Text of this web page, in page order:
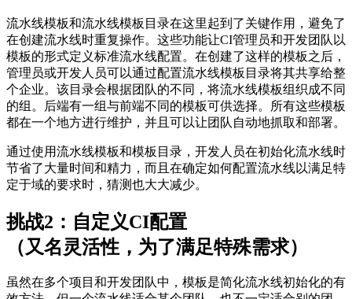
流水线模板和流水线模板目录在这里起到了关键作用，避免了
在创建流水线时重复操作。这些功能让CI管理员和开发团队以
模板的形式定义标准流水线配置。在创建了这样的模板之后，
管理员或开发人员可以通过配置流水线模板目录将其共享给整
个企业。该目录会根据团队的不同，将流水线模板组织成不同
的组。后端有一组与前端不同的模板可供选择。所有这些模板
都在一个地方进行维护，并且可以让团队自动地抓取和部署。
通过使用流水线模板和模板目录，开发人员在初始化流水线时
节省了大量时间和精力，而且在确定如何配置流水线以满足特
定于域的要求时，猜测也大大减少。
挑战2：自定义CI配置
（又名灵活性，为了满足特殊需求）
虽然在多个项目和开发团队中，模板是简化流水线初始化的有